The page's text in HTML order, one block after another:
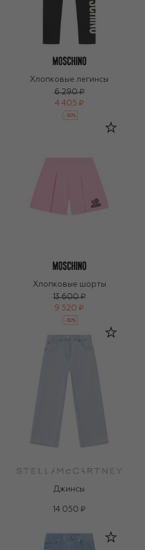
Хлопковые легинсы
6 290 ₽
4 405 ₽
-30%
Хлопковые шорты
13 600 ₽
9 520 ₽
-30%
Джинсы
14 050 ₽